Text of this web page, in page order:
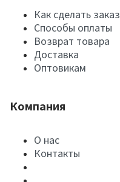
Как сделать заказ
Способы оплаты
Возврат товара
Доставка
Оптовикам
Компания
О нас
Контакты